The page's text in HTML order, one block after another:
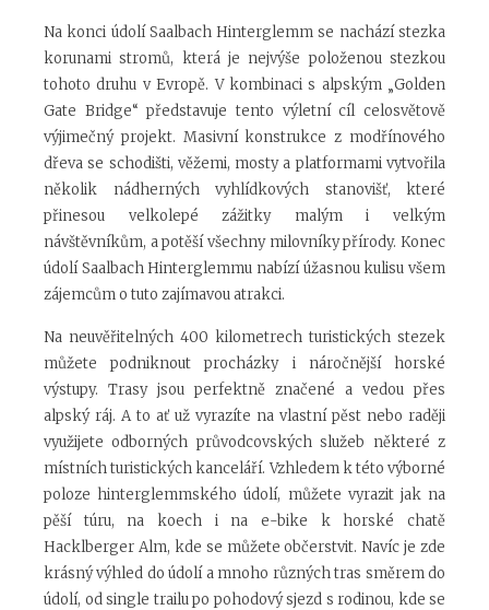
Na konci údolí Saalbach Hinterglemm se nachází stezka
korunami stromů, která je nejvýše položenou stezkou
tohoto druhu v Evropě. V kombinaci s alpským „Golden
Gate Bridge“ představuje tento výletní cíl celosvětově
výjimečný projekt. Masivní konstrukce z modřínového
dřeva se schodišti, věžemi, mosty a platformami vytvořila
několik nádherných vyhlídkových stanovišť, které
přinesou velkolepé zážitky malým i velkým
návštěvníkům, a potěší všechny milovníky přírody. Konec
údolí Saalbach Hinterglemmu nabízí úžasnou kulisu všem
zájemcům o tuto zajímavou atrakci.
Na neuvěřitelných 400 kilometrech turistických stezek
můžete podniknout procházky i náročnější horské
výstupy. Trasy jsou perfektně značené a vedou přes
alpský ráj. A to ať už vyrazíte na vlastní pěst nebo raději
využijete odborných průvodcovských služeb některé z
místních turistických kanceláří. Vzhledem k této výborné
poloze hinterglemmského údolí, můžete vyrazit jak na
pěší túru, na koech i na e-­bike k horské chatě
Hacklberger Alm, kde se můžete občerstvit. Navíc je zde
krásný výhled do údolí a mnoho různých tras směrem do
údolí, od single trailu po pohodový sjezd s rodinou, kde se